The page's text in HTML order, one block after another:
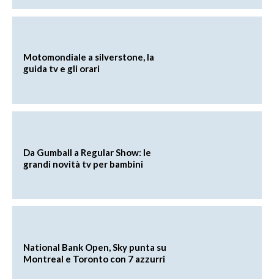
Motomondiale a silverstone, la
guida tv e gli orari
Da Gumball a Regular Show: le
grandi novità tv per bambini
National Bank Open, Sky punta su
Montreal e Toronto con 7 azzurri